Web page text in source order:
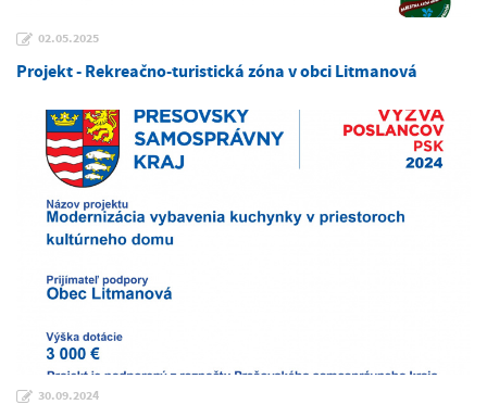
02.05.2025
Projekt - Rekreačno-turistická zóna v obci Litmanová
30.09.2024